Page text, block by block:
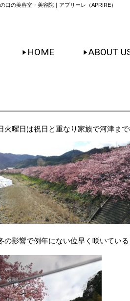
口の美容室・美容院｜アプリーレ（APRIRE）
HOME ABOUT
火曜日は祝日と重なり家族で河津まで
の影響で例年にない位早く咲いてい